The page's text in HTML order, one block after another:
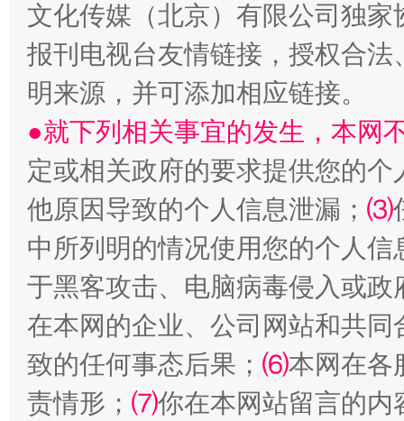
全民健身五年计划来了！等你上场
文化传媒（北京）有限公司独
报刊电视台友情链接，授权合
明来源，并可添加相应链接。
●就下列相关事宜的发生，本网
定或相关政府的要求提供您的个
他原因导致的个人信息泄漏； ⑶
中所列明的情况使用您的个人
于黑客攻击、电脑病毒侵入或
在本网的企业、公司网站和共
致的任何事态后果； ⑹本网在各
责情形； ⑺你在本网站留言的内